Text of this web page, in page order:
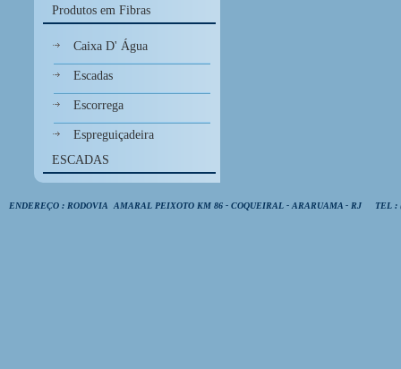
Produtos em Fibras
Caixa D' Água
Escadas
Escorrega
Espreguiçadeira
ESCADAS
ENDEREÇO : RODOVIA AMARAL PEIXOTO KM 86 - COQUEIRAL - ARARUAMA - RJ TEL :